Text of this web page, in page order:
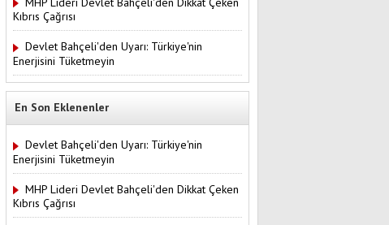
Kıbrıs Çağrısı
Devlet Bahçeli'den Uyarı: Türkiye'nin
Enerjisini Tüketmeyin
En Son Eklenenler
Devlet Bahçeli'den Uyarı: Türkiye'nin
Enerjisini Tüketmeyin
MHP Lideri Devlet Bahçeli'den Dikkat Çeken
Kıbrıs Çağrısı